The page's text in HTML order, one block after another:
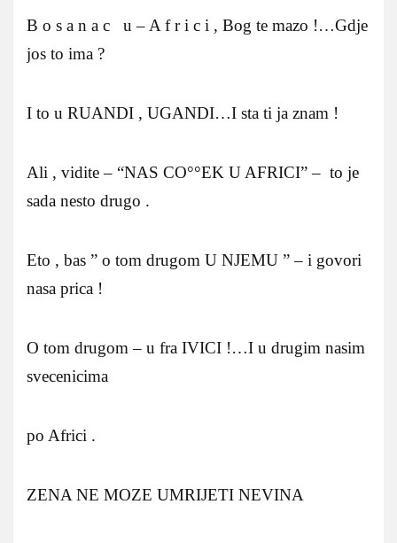
B o s a n a c u – A f r i c i , Bog te mazo !…Gdje
jos to ima ?
I to u RUANDI , UGANDI…I sta ti ja znam !
Ali , vidite – “NAS CO°°EK U AFRICI” – to je
sada nesto drugo .
Eto , bas ” o tom drugom U NJEMU ” – i govori
nasa prica !
O tom drugom – u fra IVICI !…I u drugim nasim
svecenicima
po Africi .
ZENA NE MOZE UMRIJETI NEVINA